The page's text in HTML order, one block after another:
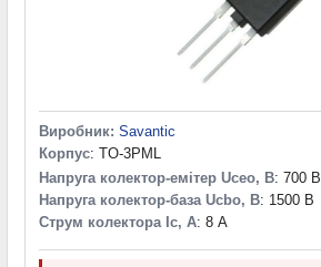
Виробник: Savantic
Корпус: TO-3PML
Напруга колектор-емітер Uceo, В: 700 В
Напруга колектор-база Ucbo, В: 1500 В
Струм колектора Ic, А: 8 А